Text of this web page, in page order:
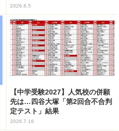
2026.8.5
【中学受験2027】人気校の併願
先は…四谷大塚「第2回合不合判
定テスト」結果
2026.7.16